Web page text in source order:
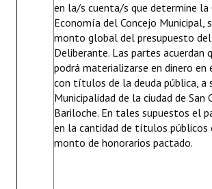
en la/s cuenta/s que determine la
Economía del Concejo Municipal,
monto global del presupuesto
Deliberante. Las partes acuerdan
podrá materializarse en dinero en
con títulos de la deuda pública, a
Municipalidad de la ciudad de San
Bariloche. En tales supuestos el
en la cantidad de títulos públicos
monto de honorarios pactado.